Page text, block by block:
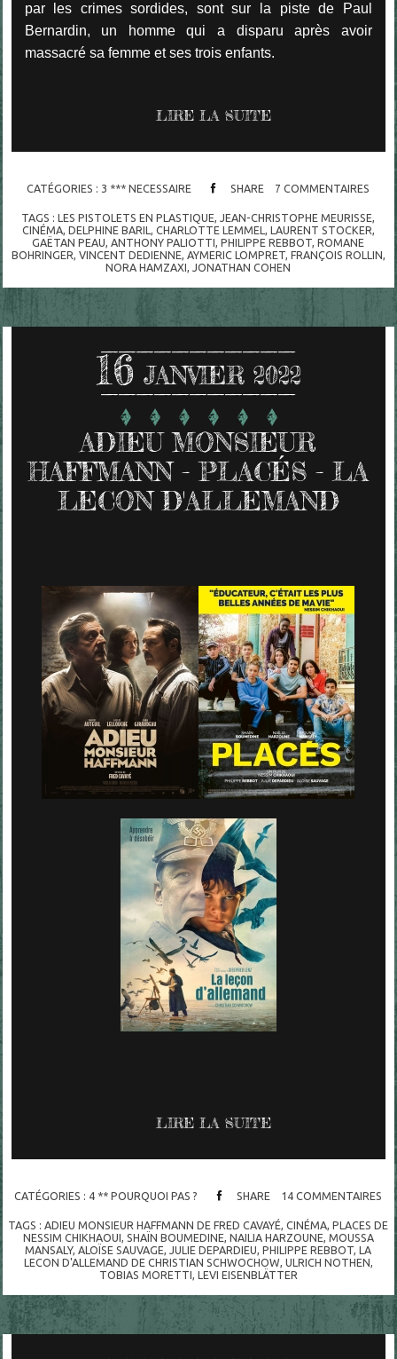
par les crimes sordides, sont sur la piste de Paul
Bernardin, un homme qui a disparu après avoir
massacré sa femme et ses trois enfants.
LIRE LA SUITE
CATÉGORIES : 3 *** NECESSAIRE SHARE 7 COMMENTAIRES
TAGS :LES PISTOLETS EN PLASTIQUE JEAN-CHRISTOPHE MEURISSE
CINÉMA, DELPHINE BARIL CHARLOTTE LEMMEL LAURENT STOCKER
GAËTAN PEAU ANTHONY PALIOTTI ,PHILIPPE REBBOT ,ROMANE
BOHRINGER VINCENT DEDIENNE AYMERIC LOMPRET, FRANÇOIS ROLLIN
NORA HAMZAXI
JONATHAN COHEN
16 JANVIER 2022
ADIEU MONSIEUR
HAFFMANN - PLACÉS - LA
LECON D'ALLEMAND
LIRE LA SUITE
CATÉGORIES : 4 ** POURQUOI PAS ? SHARE 14 COMMENTAIRES
TAGS : ADIEU MONSIEUR HAFFMANN DE FRED CAVAYÉ ,CINÉMA ,PLACES DE
NESSIM CHIKHAOUI SHAÏN BOUMEDINE NAILIA HARZOUNE MOUSSA
MANSALY, ALOÏSE SAUVAGE JULIE DEPARDIEU ,PHILIPPE REBBOT ,LA
LECON D'ALLEMAND DE CHRISTIAN SCHWOCHOW ULRICH NOTHEN
TOBIAS MORETTI LEVI EISENBLÄTTER